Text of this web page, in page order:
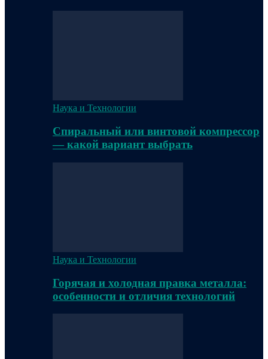
Наука и Технологии
Спиральный или винтовой компрессор
— какой вариант выбрать
Наука и Технологии
Горячая и холодная правка металла:
особенности и отличия технологий